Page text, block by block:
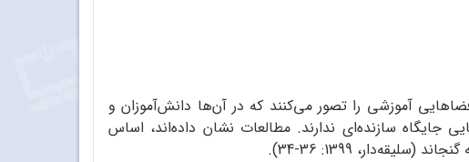
آموزشی را تصور می‌کنند که در آن‌ها دانش‌آموزان و
جایگاه سازنده‌ای ندارند. مطالعات نشان داده‌اند، اساس
1399: 36-34).